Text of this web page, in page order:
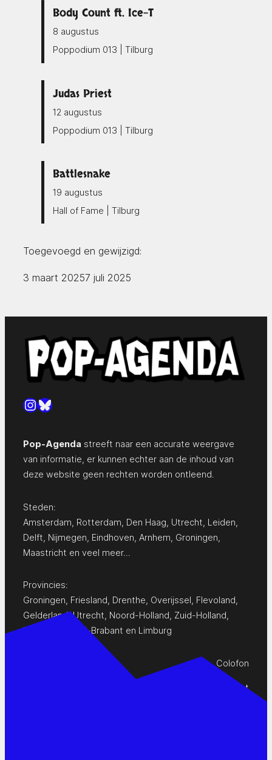
Body Count ft. Ice-T
8 augustus
Poppodium 013 | Tilburg
Judas Priest
12 augustus
Poppodium 013 | Tilburg
Battlesnake
19 augustus
Hall of Fame | Tilburg
Toegevoegd en gewijzigd:
3 maart 20257 juli 2025
Instagram
Bluesky
Pop-Agenda streeft naar een accurate weergave
van informatie, er kunnen echter aan de inhoud van
deze website geen rechten worden ontleend.
Steden:
Amsterdam Rotterdam Den Haag Utrecht Leiden
Delft Nijmegen Eindhoven Arnhem Groningen
Maastricht en veel meer…
Provincies:
Groningen, Friesland, Drenthe, Overijssel, Flevoland,
Gelderland,Utrecht, Noord-Holland, Zuid-Holland,
Zeeland
Noord-Brabant en Limburg
Colofon
Privacy Statement